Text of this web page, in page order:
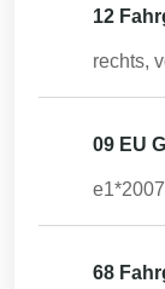
12
rechts,
09 EU
68